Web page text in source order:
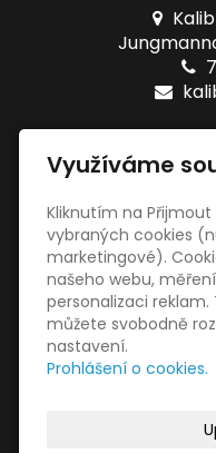
Sociální
Využíváme
Kliknutím na
vybraných cookies
marketingové).
našeho webu,
personalizaci
můžete svobodně
nastavení.
Prohlášení o cookies.